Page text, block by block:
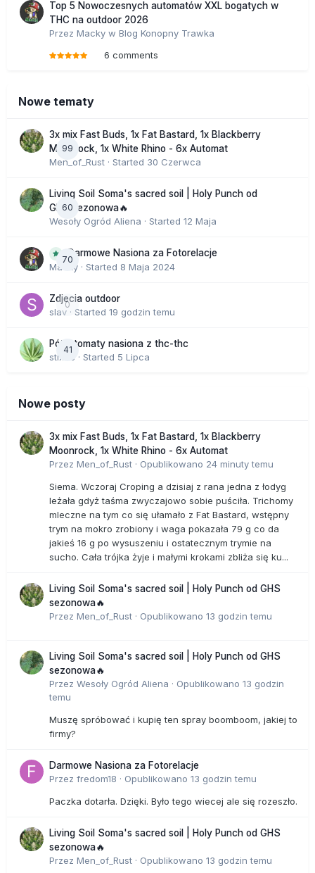
Top 5 Nowoczesnych automatów XXL bogatych w
THC na outdoor 2026
Przez Macky w Blog Konopny Trawka
6 comments
Nowe tematy
99
3x mix Fast Buds, 1x Fat Bastard, 1x Blackberry
Moonrock, 1x White Rhino - 6x Automat
Men_of_Rust · Started 30 Czerwca
60
Living Soil Soma's sacred soil | Holy Punch od
GHS sezonowa🔥
Wesoły Ogród Aliena · Started 12 Maja
70
Darmowe Nasiona za Fotorelacje
Macky · Started 8 Maja 2024
0
Zdjecia outdoor
slav · Started 19 godzin temu
41
Półautomaty nasiona z thc-thc
stix33 · Started 5 Lipca
Nowe posty
3x mix Fast Buds, 1x Fat Bastard, 1x Blackberry
Moonrock, 1x White Rhino - 6x Automat
Przez Men_of_Rust · Opublikowano 24 minuty temu
Siema. Wczoraj Croping a dzisiaj z rana jedna z łodyg
leżała gdyż taśma zwyczajowo sobie puściła. Trichomy
mleczne na tym co się ułamało z Fat Bastard, wstępny
trym na mokro zrobiony i waga pokazała 79 g co da
jakieś 16 g po wysuszeniu i ostatecznym trymie na
sucho. Cała trójka żyje i małymi krokami zbliża się ku...
Living Soil Soma's sacred soil | Holy Punch od GHS
sezonowa🔥
Przez Men_of_Rust · Opublikowano 13 godzin temu
Living Soil Soma's sacred soil | Holy Punch od GHS
sezonowa🔥
Przez Wesoły Ogród Aliena · Opublikowano 13 godzin
temu
Muszę spróbować i kupię ten spray boomboom, jakiej to
firmy?
Darmowe Nasiona za Fotorelacje
Przez fredom18 · Opublikowano 13 godzin temu
Paczka dotarła. Dzięki. Było tego wiecej ale się rozeszło.
Living Soil Soma's sacred soil | Holy Punch od GHS
sezonowa🔥
Przez Men_of_Rust · Opublikowano 13 godzin temu